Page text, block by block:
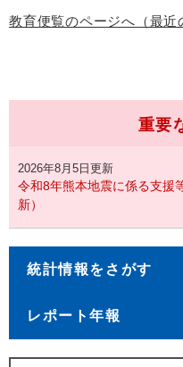
教育便覧のページへ（最近
重要
2026年8月5日更新
令和8年熊本地震に係る支援
新）
統計情報をさがす
レポート年報